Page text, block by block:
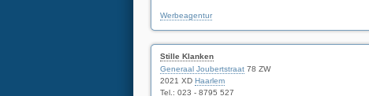
Werbeagentur
Stille Klanken
Generaal Joubertstraat78 ZW
2021 XD Haarlem
Tel.: 023 - 8795 527